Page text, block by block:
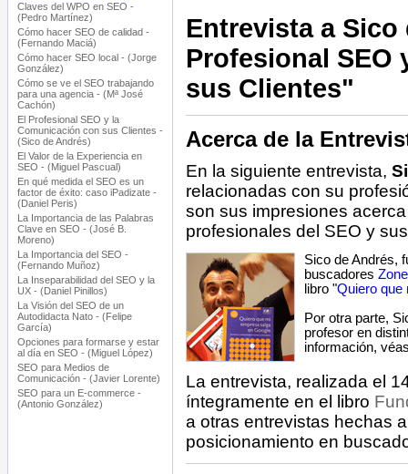
Claves del WPO en SEO -
(Pedro Martínez)
Cómo hacer SEO de calidad -
(Fernando Maciá)
Cómo hacer SEO local - (Jorge
González)
Cómo se ve el SEO trabajando
para una agencia - (Mª José
Cachón)
El Profesional SEO y la
Comunicación con sus Clientes -
(Sico de Andrés)
El Valor de la Experiencia en
SEO - (Miguel Pascual)
En qué medida el SEO es un
factor de éxito: caso iPadizate -
(Daniel Peris)
La Importancia de las Palabras
Clave en SEO - (José B.
Moreno)
La Importancia del SEO -
(Fernando Muñoz)
La Inseparabilidad del SEO y la
UX - (Daniel Pinillos)
La Visión del SEO de un
Autodidacta Nato - (Felipe
García)
Opciones para formarse y estar
al día en SEO - (Miguel López)
SEO para Medios de
Comunicación - (Javier Lorente)
SEO para un E-commerce -
(Antonio González)
Entrevista a
Profesional SEO
sus Clientes"
Acerca de la
En la siguiente entrevista,
relacionadas con su
son sus impresiones
profesionales del SEO y
Sico de Andrés,
buscadores
libro "Quiero que
Por otra parte,
profesor en
información,
La entrevista, realizada el
íntegramente en el libro
a otras entrevistas hechas
posicionamiento en